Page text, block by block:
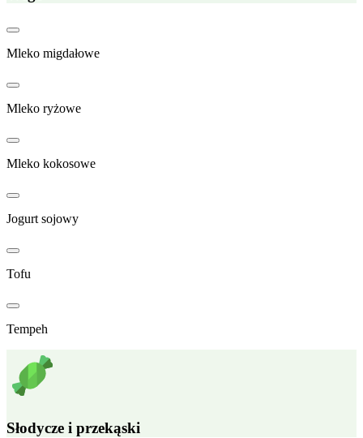
Mleko migdałowe
Mleko ryżowe
Mleko kokosowe
Jogurt sojowy
Tofu
Tempeh
Słodycze i przekąski